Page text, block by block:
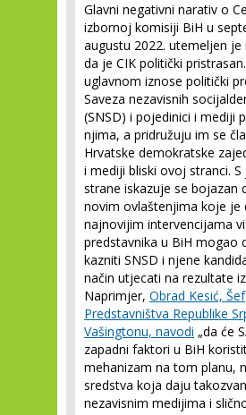
Glavni negativni narativ o
izbornoj komisiji BiH u
augustu 2022. utemeljen je
da je CIK politički
uglavnom iznose politički
Saveza nezavisnih
(SNSD) i pojedinici i mediji
njima, a pridružuju im se
Hrvatske demokratske
i mediji bliski ovoj stranci. S
strane iskazuje se bojazan
novim ovlaštenjima koje je
najnovijim intervencijama
predstavnika u BiH mogao
kazniti SNSD i njene
način utjecati na rezultate
Naprimjer, Obrad Kesić, Šef
Predstavništva Republike
Vašingtonu, navodi „da će
zapadni faktori u BiH
mehanizam na tom planu,
sredstva koja daju
nezavisnim medijima i